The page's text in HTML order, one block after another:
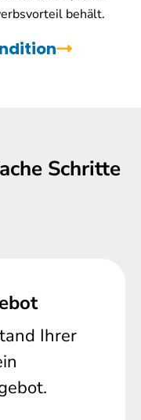
behält.
Schritte
Ihrer